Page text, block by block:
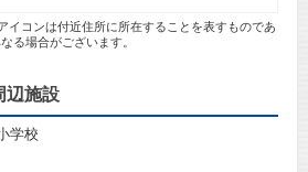
イコンは付近住所に所在することを表すものであ
る場合がございます。
辺施設
学校